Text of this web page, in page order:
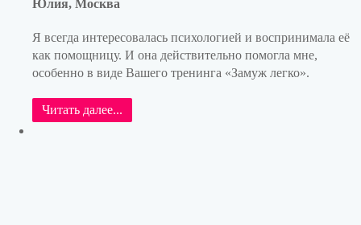
Юлия, Москва
Я всегда интересовалась психологией и воспринимала её
как помощницу. И она действительно помогла мне,
особенно в виде Вашего тренинга «Замуж легко».
Читать далее...